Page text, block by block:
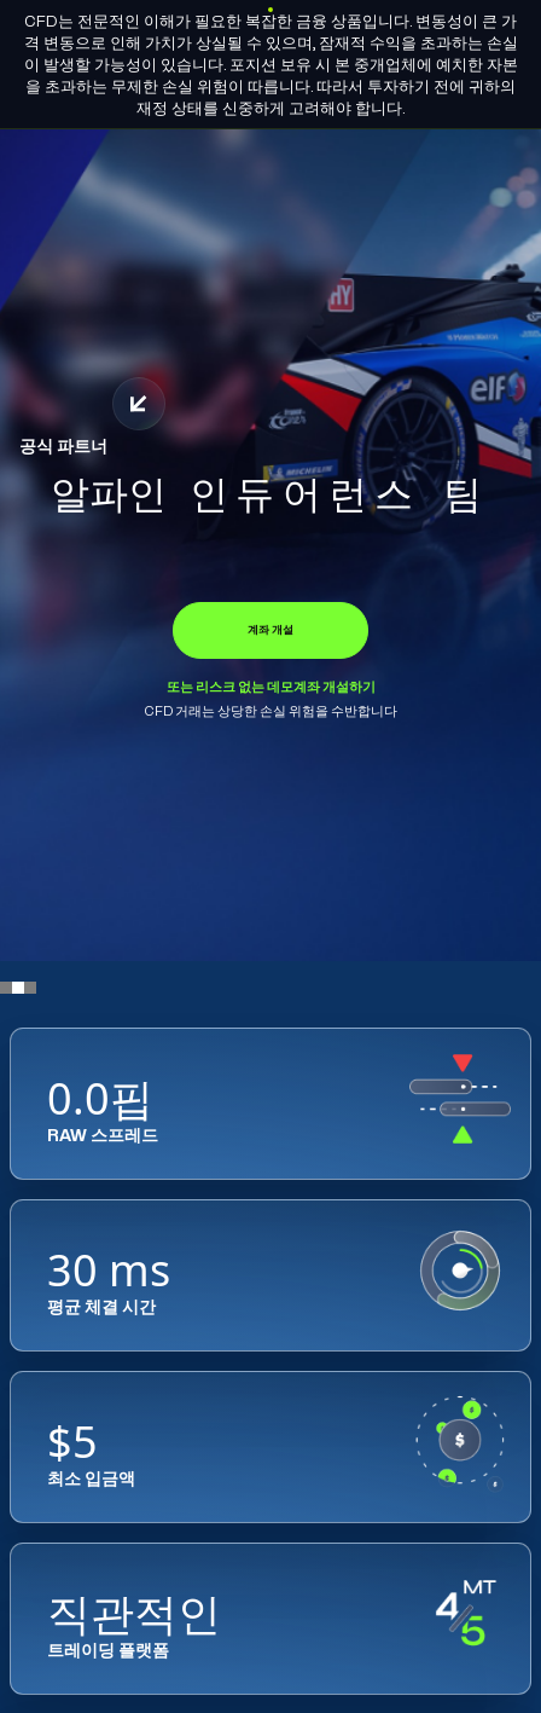
그룹 라이선스 KO 파트너 되기
CFD는 전문적인 이해가 필요한 복잡한 금융 상품입니다. 변동성이 큰 가
격 변동으로 인해 가치가 상실될 수 있으며, 잠재적 수익을 초과하는 손실
이 발생할 가능성이 있습니다. 포지션 보유 시 본 중개업체에 예치한 자본
을 초과하는 무제한 손실 위험이 따릅니다. 따라서 투자하기 전에 귀하의
재정 상태를 신중하게 고려해야 합니다.
M4Markets
-
CFD
Trading
Regulated
Broker
스마트하게
공식 파트너
알파인 인듀어런스 팀
계좌 개설
또는 리스크 없는 데모계좌 개설하기
CFD 거래는 상당한 손실 위험을 수반합니다
최대 $10,000까지 받으세요
크레딧 보너스와 함께
보너스를 받으세요
또는 리스크 없는 데모계좌 개설하기
CFD 거래는 상당한 손실 위험을 수반합니다
0.0핍
RAW 스프레드
30 ms
평균 체결 시간
$5
최소 입금액
직관적인
트레이딩 플랫폼